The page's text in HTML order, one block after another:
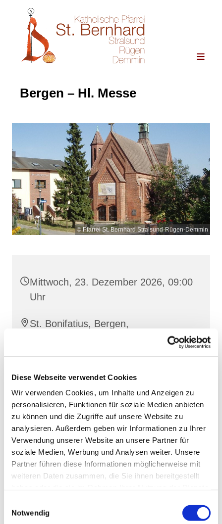
Diese Webseite verwendet Cookies
Wir verwenden Cookies, um Inhalte und Anzeigen zu
personalisieren, Funktionen für soziale Medien anbieten
zu können und die Zugriffe auf unsere Website zu
analysieren. Außerdem geben wir Informationen zu Ihrer
Verwendung unserer Website an unsere Partner für
soziale Medien, Werbung und Analysen weiter. Unsere
Partner führen diese Informationen möglicherweise mit
weiteren Daten zusammen, die Sie ihnen bereitgestellt
Notwendig
Bergen – Hl. Messe
© Pfarrei St. Bernhard Stralsund-Rügen-Demmin
Mittwoch, 23. Dezember 2026, 09:00
Uhr
St. Bonifatius, Bergen,
Clementstraße 1, 18528 Bergen auf